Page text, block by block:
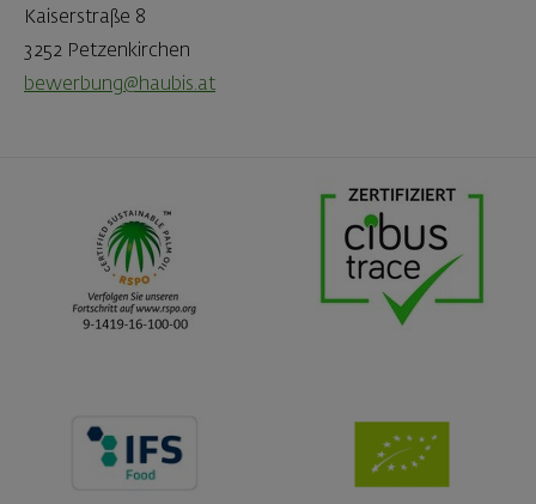
Kaiserstraße 8
3252 Petzenkirchen
bewerbung@haubis.at